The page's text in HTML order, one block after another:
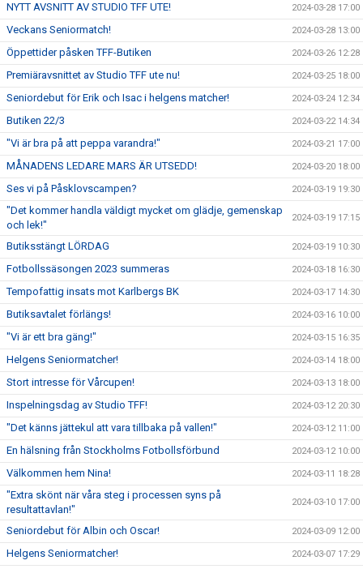
NYTT AVSNITT AV STUDIO TFF UTE! 2024-03-28 17:00
Veckans Seniormatch! 2024-03-28 13:00
Öppettider påsken TFF-Butiken 2024-03-26 12:28
Premiäravsnittet av Studio TFF ute nu! 2024-03-25 18:00
Seniordebut för Erik och Isac i helgens matcher! 2024-03-24 12:34
Butiken 22/3 2024-03-22 14:34
"Vi är bra på att peppa varandra!" 2024-03-21 17:00
MÅNADENS LEDARE MARS ÄR UTSEDD! 2024-03-20 18:00
Ses vi på Påsklovscampen? 2024-03-19 19:30
"Det kommer handla väldigt mycket om glädje, gemenskap
och lek!"
2024-03-19 17:15
Butiksstängt LÖRDAG 2024-03-19 10:30
Fotbollssäsongen 2023 summeras 2024-03-18 16:30
Tempofattig insats mot Karlbergs BK 2024-03-17 14:30
Butiksavtalet förlängs! 2024-03-16 10:00
"Vi är ett bra gäng!" 2024-03-15 16:35
Helgens Seniormatcher! 2024-03-14 18:00
Stort intresse för Vårcupen! 2024-03-13 18:00
Inspelningsdag av Studio TFF! 2024-03-12 20:30
"Det känns jättekul att vara tillbaka på vallen!" 2024-03-12 11:00
En hälsning från Stockholms Fotbollsförbund 2024-03-12 10:00
Välkommen hem Nina! 2024-03-11 18:28
"Extra skönt när våra steg i processen syns på
resultattavlan!"
2024-03-10 17:00
Seniordebut för Albin och Oscar! 2024-03-09 12:00
Helgens Seniormatcher! 2024-03-07 17:29